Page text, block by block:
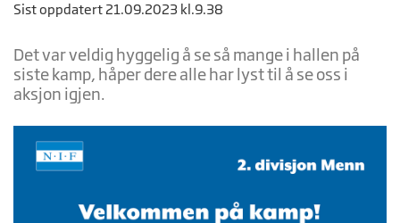
Sist oppdatert 21.09.2023 kl.9.38
Det var veldig hyggelig å se så mange i hallen på
siste kamp, håper dere alle har lyst til å se oss i
aksjon igjen.